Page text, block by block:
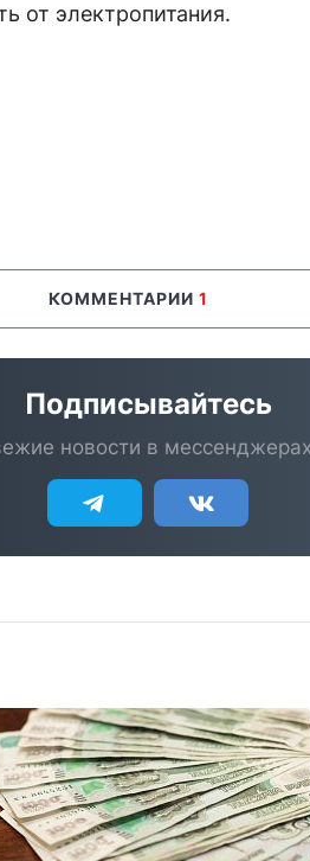
от электропитания.
КОММЕНТАРИИ 1
Подписывайтесь
новости в